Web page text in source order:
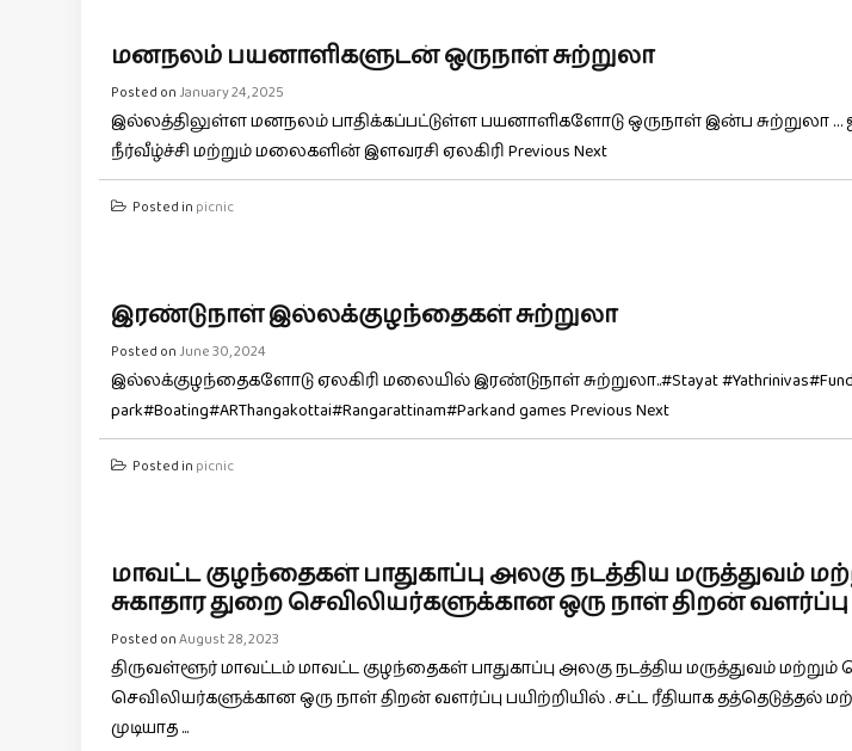
மனநலம் பயனாளிகளுடன் ஒருநாள் சுற்றுலா
Posted on January 24, 2025
இல்லத்திலுள்ள மனநலம் பாதிக்கப்பட்டுள்ள பயனாளிகளோடு ஒருநாள் இன்ப சுற்றுலா
நீர்வீழ்ச்சி மற்றும் மலைகளின் இளவரசி ஏலகிரி Previous Next
Posted in picnic
இரண்டுநாள் இல்லக்குழந்தைகள் சுற்றுலா
Posted on June 30, 2024
இல்லக்குழந்தைகளோடு ஏலகிரி மலையில் இரண்டுநாள் சுற்றுலா..#Stayat
park#Boating#ARThangakottai#Rangarattinam#Parkand games Previous Next
Posted in picnic
மாவட்ட குழந்தைகள் பாதுகாப்பு அலகு நடத்திய மருத்துவம்
சுகாதார துறை செவிலியர்களுக்கான ஒரு நாள் திறன் வளர்ப்பு
Posted onAugust 28, 2023
திருவள்ளூர் மாவட்டம் மாவட்ட குழந்தைகள் பாதுகாப்பு அலகு நடத்திய மருத்துவம் மற்றும்
செவிலியர்களுக்கான ஒரு நாள் திறன் வளர்ப்பு பயிற்றியில் . சட்ட ரீதியாக தத்தெடுத்தல்
முடியாத ...